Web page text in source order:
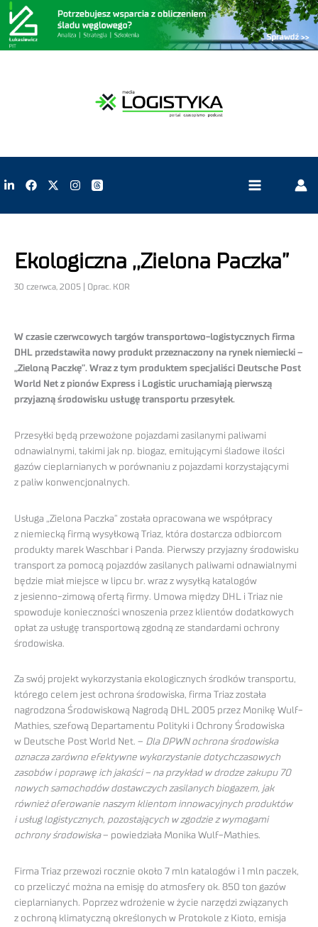
Ekologiczna ,,Zielona Paczka”
30 czerwca, 2005 | Oprac. KOR
W czasie czerwcowych targów transportowo-logistycznych firma
DHL przedstawiła nowy produkt przeznaczony na rynek niemiecki –
„Zieloną Paczkę”. Wraz z tym produktem specjaliści Deutsche Post
World Net z pionów Express i Logistic uruchamiają pierwszą
przyjazną środowisku usługę transportu przesyłek.
Przesyłki będą przewożone pojazdami zasilanymi paliwami
odnawialnymi, takimi jak np. biogaz, emitującymi śladowe ilości
gazów cieplarnianych w porównaniu z pojazdami korzystającymi
z paliw konwencjonalnych.
Usługa „Zielona Paczka” została opracowana we współpracy
z niemiecką firmą wysyłkową Triaz, która dostarcza odbiorcom
produkty marek Waschbar i Panda. Pierwszy przyjazny środowisku
transport za pomocą pojazdów zasilanych paliwami odnawialnymi
będzie miał miejsce w lipcu br. wraz z wysyłką katalogów
z jesienno-zimową ofertą firmy. Umowa między DHL i Triaz nie
spowoduje konieczności wnoszenia przez klientów dodatkowych
opłat za usługę transportową zgodną ze standardami ochrony
środowiska.
Za swój projekt wykorzystania ekologicznych środków transportu,
którego celem jest ochrona środowiska, firma Triaz została
nagrodzona Środowiskową Nagrodą DHL 2005 przez Monikę Wulf-
Mathies, szefową Departamentu Polityki i Ochrony Środowiska
w Deutsche Post World Net. – Dla DPWN ochrona środowiska
oznacza zarówno efektywne wykorzystanie dotychczasowych
zasobów i poprawę ich jakości – na przykład w drodze zakupu 70
nowych samochodów dostawczych zasilanych biogazem, jak
również oferowanie naszym klientom innowacyjnych produktów
i usług logistycznych, pozostających w zgodzie z wymogami
ochrony środowiska– powiedziała Monika Wulf-Mathies.
Firma Triaz przewozi rocznie około 7 mln katalogów i 1 mln paczek,
co przeliczyć można na emisję do atmosfery ok. 850 ton gazów
cieplarnianych. Poprzez wdrożenie w życie narzędzi związanych
z ochroną klimatyczną określonych w Protokole z Kioto, emisja